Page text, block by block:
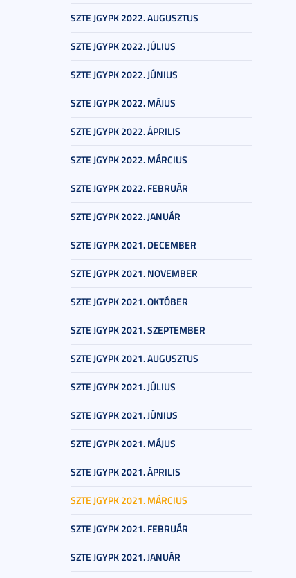
SZTE JGYPK 2022. AUGUSZTUS
SZTE JGYPK 2022. JÚLIUS
SZTE JGYPK 2022. JÚNIUS
SZTE JGYPK 2022. MÁJUS
SZTE JGYPK 2022. ÁPRILIS
SZTE JGYPK 2022. MÁRCIUS
SZTE JGYPK 2022. FEBRUÁR
SZTE JGYPK 2022. JANUÁR
SZTE JGYPK 2021. DECEMBER
SZTE JGYPK 2021. NOVEMBER
SZTE JGYPK 2021. OKTÓBER
SZTE JGYPK 2021. SZEPTEMBER
SZTE JGYPK 2021. AUGUSZTUS
SZTE JGYPK 2021. JÚLIUS
SZTE JGYPK 2021. JÚNIUS
SZTE JGYPK 2021. MÁJUS
SZTE JGYPK 2021. ÁPRILIS
SZTE JGYPK 2021. MÁRCIUS
SZTE JGYPK 2021. FEBRUÁR
SZTE JGYPK 2021. JANUÁR